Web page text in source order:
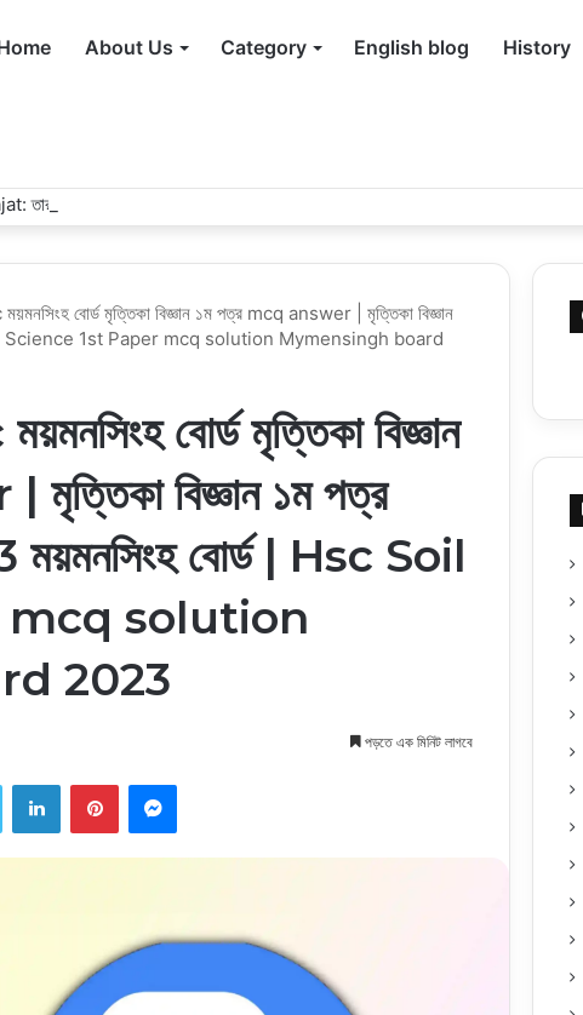
About Us Category English blog History
নামাজের মুনাজাত, নিয়ম, দোয়া ও ফজিলত
বোর্ড মৃত্তিকা বিজ্ঞান ১ম পত্র mcq answer | মৃত্তিকা বিজ্ঞান
Science 1st Paper mcq solution Mymensingh board
বোর্ড মৃত্তিকা বিজ্ঞান
বিজ্ঞান ১ম পত্র
বোর্ড | Hsc Soil
mcq solution
2023
পড়তে এক মিনিট লাগবে
TwitterLinkedInPinterestMessenger